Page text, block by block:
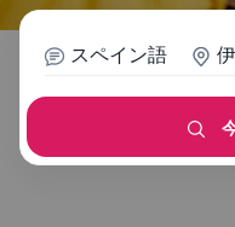
スペイン語